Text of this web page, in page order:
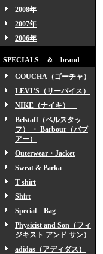
2008年
2007年
2006年
SPECIALS ＆ brand
GOUCHA（ゴーチャ）
LEVI’S（リーバイス）
NIKE（ナイキ）
Belstaff（ベルスタッ
フ） ・ Barbour（バブ
アー）
Outerwear・Jacket
Sweat & Parka
T-shirt
Shirt
Special Bag
Physicist and Son（フィ
ジキスト アンド サン）
adidas（アディダス）